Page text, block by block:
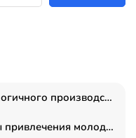
От логистики до высокотехнологичного производства: как основатель “гагаринга” выстраивает экосистему безопасности и гражданских БПЛА
Эксперты обсудили механизмы привлечения молодых специалистов в промышленные города